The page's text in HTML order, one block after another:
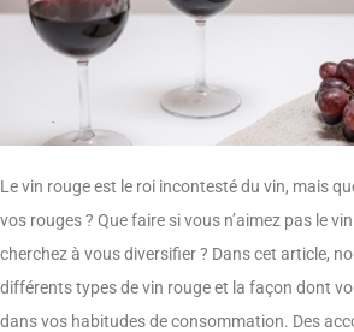
Le vin rouge est le roi incontesté du vin, mais
vos rouges ? Que faire si vous n’aimez pas le
cherchez à vous diversifier ? Dans cet article,
différents types de vin rouge et la façon dont
dans vos habitudes de consommation. Des